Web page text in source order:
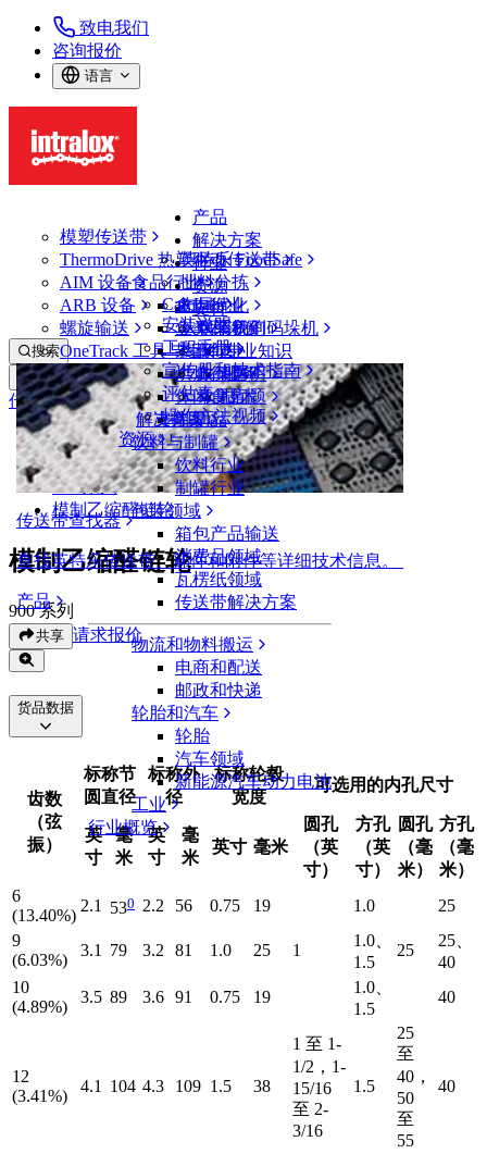
致电我们
咨询报价
语言
产品
模塑传送带
ThermoDrive 热塑驱动传送带
AIM 设备
ARB 设备
螺旋输送
OneTrack 工具与组件
传送带查找器
查找英特乐传送带、部件和附件等详细技术信息。
产品
解决方案
英特乐 FoodSafe
批料分拣
布局优化
从包装机到码垛机
专业知识
服务
技术
解决方案
行业
食品行业
禽肉行业
鱼类和海鲜
果蔬行业
烘焙行业
休闲食品
乳制品
饮料与制罐
饮料行业
制罐行业
包装领域
箱包产品输送
消费品领域
瓦楞纸领域
传送带解决方案
物流和物料搬运
电商和配送
邮政和快递
轮胎和汽车
轮胎
汽车领域
新能源汽车动力电池
工业
行业概览
资源
CalcLab
安装说明
工程手册
宣传册和技术指南
评估表
操作方法视频
资源
支持
联系我们
保证
政策声明
常见问题
支持
搜索
打开菜单
传送带查找器
传送带查找器
模塑传送带
900 系列
模制乙缩醛链轮
模制乙缩醛链轮
900 系列
共享 请求报价
货品数据
齿数
（弦
振）
标称节
圆直径
标称外
径
标称轮毂
宽度
可选用的内孔尺寸
英
寸
毫
米
英
寸
毫
米
英寸 毫米
圆孔
（英
寸）
方孔
（英
寸）
圆孔
（毫
米）
方孔
（毫
米）
6
(13.40%)
2.1 530 2.2 56 0.75 19 1.0
25
9
(6.03%)
3.1 79 3.2 81 1.0 25 1
1.0、
1.5
25
25、
40
10
(4.89%)
3.5 89 3.6 91 0.75 19
1.0、
1.5
40
12
(3.41%)
4.1 104 4.3 109 1.5 38
1 至 1­
1/2，1­
15/16
至 2­
3/16
1.5
25
至
40，
50
至
55
40